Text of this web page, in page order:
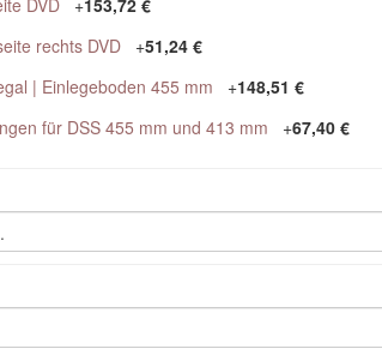
DVD +153,72 €
rechts DVD +51,24 €
| Einlegeboden 455 mm +148,51 €
für DSS 455 mm und 413 mm +67,40 €